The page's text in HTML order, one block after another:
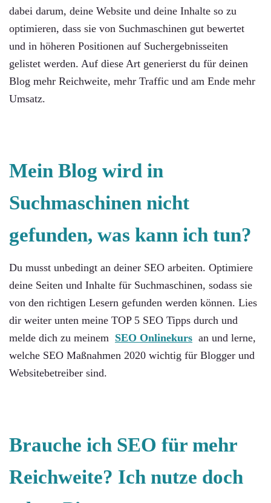
dabei darum, deine Website und deine Inhalte so zu
optimieren, dass sie von Suchmaschinen gut bewertet
und in höheren Positionen auf Suchergebnisseiten
gelistet werden. Auf diese Art generierst du für deinen
Blog mehr Reichweite, mehr Traffic und am Ende mehr
Umsatz.
Mein Blog wird in
Suchmaschinen nicht
gefunden, was kann ich tun?
Du musst unbedingt an deiner SEO arbeiten. Optimiere
deine Seiten und Inhalte für Suchmaschinen, sodass sie
von den richtigen Lesern gefunden werden können. Lies
dir weiter unten meine TOP 5 SEO Tipps durch und
melde dich zu meinem SEO Onlinekurs an und lerne,
welche SEO Maßnahmen 2020 wichtig für Blogger und
Websitebetreiber sind.
Brauche ich SEO für mehr
Reichweite? Ich nutze doch